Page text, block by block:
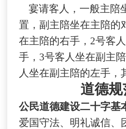
宴请客人，一般主陪
置，副主陪坐在主陪的
在主陪的右手，2号客
手，3号客人坐在副主
人坐在副主陪的左手，
道德规
公民道德建设二十字基
爱国守法、明礼诚信、